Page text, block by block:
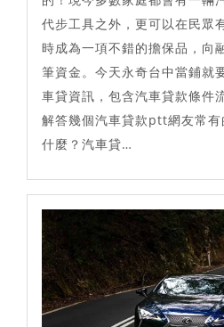
代步工具之外，更可以在民眾
時成為一項不錯的擔保品，向
筆資金。今天永奇台中當鋪就
車貸資訊，包含汽車貸款條件
解答幾個汽車貸款ptt網友常有
什麼？汽車貸…